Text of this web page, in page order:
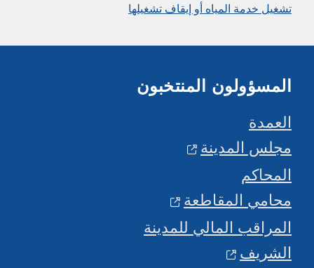
تشغيل خدمة المياه أو إيقاف تشغيلها
المسؤولون المنتخبون
العمدة
مجلس المدينة
المحاكم
محامي المقاطعة
المراقب المالي للمدينة
الشريف